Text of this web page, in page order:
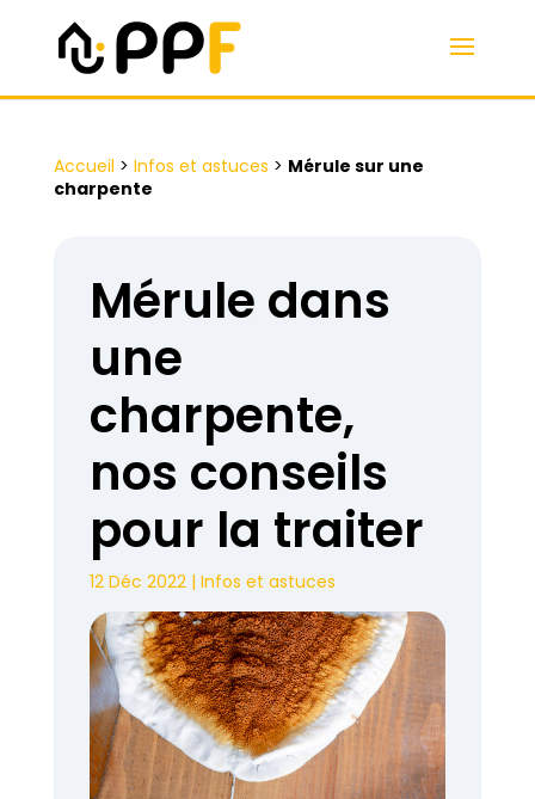
Accueil > Infos et astuces > Mérule sur une
charpente
Mérule dans
une
charpente,
nos conseils
pour la traiter
12 Déc 2022| Infos et astuces